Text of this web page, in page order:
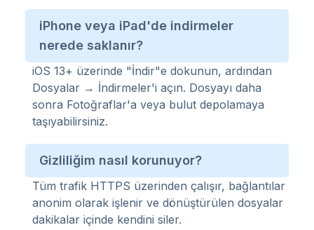
iPhone veya iPad'de indirmeler
nerede saklanır?
iOS 13+ üzerinde "İndir"e dokunun, ardından
Dosyalar → İndirmeler'i açın. Dosyayı daha
sonra Fotoğraflar'a veya bulut depolamaya
taşıyabilirsiniz.
Gizliliğim nasıl korunuyor?
Tüm trafik HTTPS üzerinden çalışır, bağlantılar
anonim olarak işlenir ve dönüştürülen dosyalar
dakikalar içinde kendini siler.